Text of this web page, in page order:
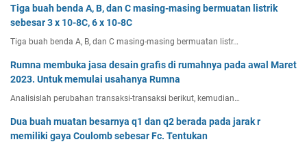
Tiga buah benda A, B, dan C masing-masing bermuatan listrik
sebesar 3 x 10-8C, 6 x 10-8C
Tiga buah benda A, B, dan C masing-masing bermuatan listr…
Rumna membuka jasa desain grafis di rumahnya pada awal Maret
2023. Untuk memulai usahanya Rumna
Analisislah perubahan transaksi-transaksi berikut, kemudian…
Dua buah muatan besarnya q1 dan q2 berada pada jarak r
memiliki gaya Coulomb sebesar Fc. Tentukan